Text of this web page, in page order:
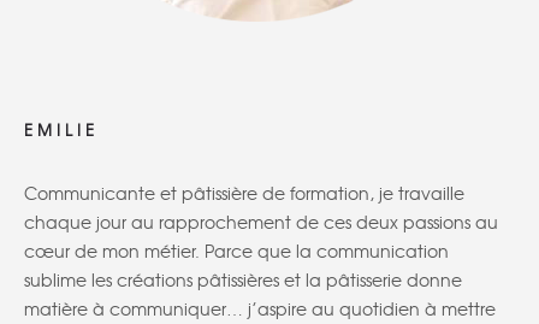
EMILIE
Communicante et pâtissière de formation, je travaille
chaque jour au rapprochement de ces deux passions au
cœur de mon métier. Parce que la communication
sublime les créations pâtissières et la pâtisserie donne
matière à communiquer… j’aspire au quotidien à mettre